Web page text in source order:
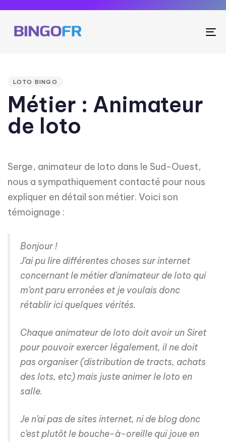
LOTO BINGO
Métier : Animateur
de loto
Serge, animateur de loto dans le Sud-Ouest,
nous a sympathiquement contacté pour nous
expliquer en détail son métier. Voici son
témoignage :
Bonjour !
J’ai pu lire différentes choses sur internet
concernant le métier d’animateur de loto qui
m’ont paru erronées et je voulais donc
rétablir ici quelques vérités.
Chaque animateur de loto doit avoir un Siret
pour pouvoir exercer légalement, il ne doit
pas organiser (distribution de tracts, achats
des lots, etc) mais juste animer le loto en
salle.
Je n’ai pas de sites internet, ni de blog donc
c’est plutôt le bouche-à-oreille qui joue en